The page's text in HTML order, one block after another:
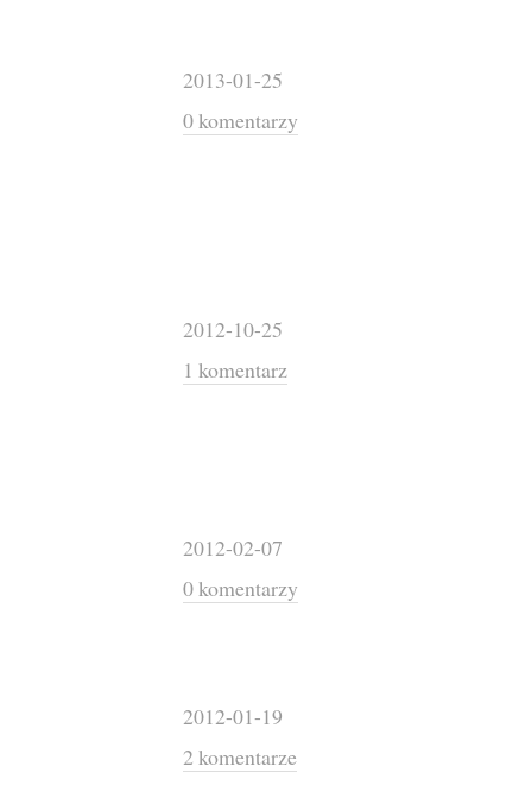
2013-01-25
0 komentarzy
2012-10-25
1 komentarz
2012-02-07
0 komentarzy
2012-01-19
2 komentarze